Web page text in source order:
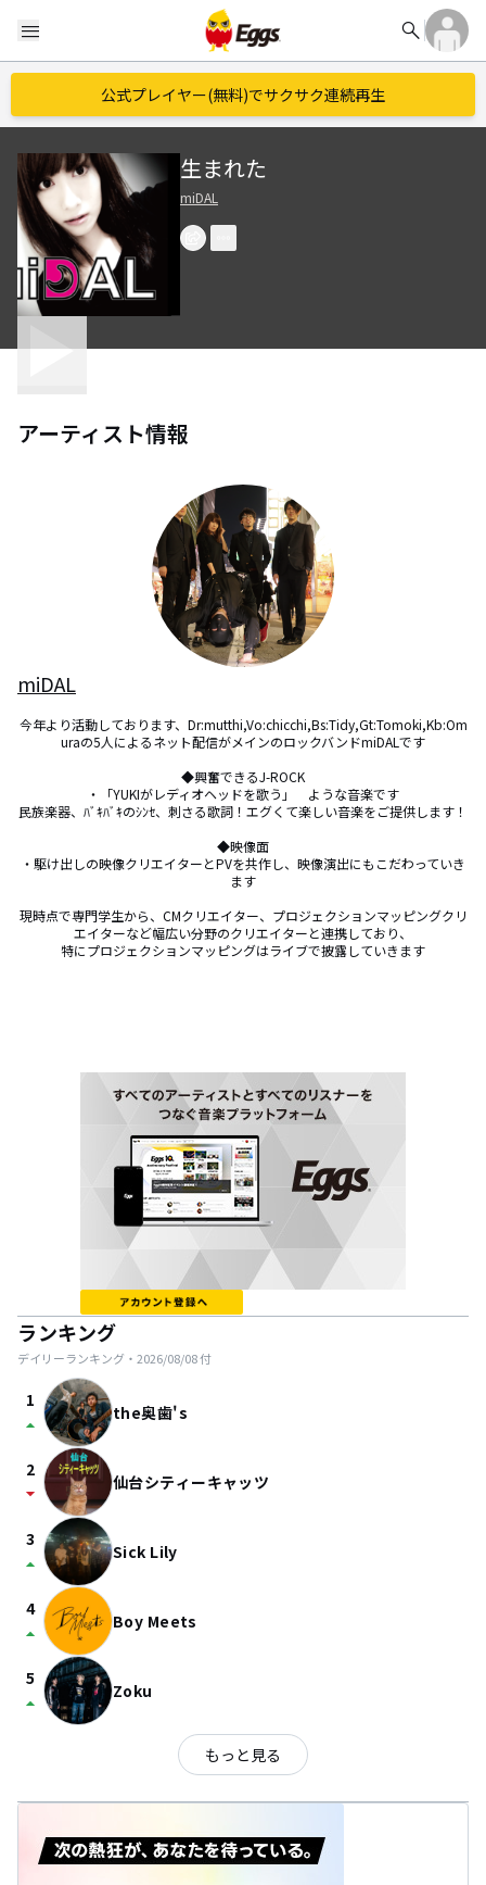
menu search
公式プレイヤー(無料)でサクサク連続再生
生まれた
miDAL
アーティスト情報
miDAL
今年より活動しております、Dr:mutthi,Vo:chicchi,Bs:Tidy,Gt:Tomoki,Kb:Om
uraの5人によるネット配信がメインのロックバンドmiDALです
◆興奮できるJ-ROCK
・「YUKIがレディオヘッドを歌う」　ような音楽です
民族楽器、ﾊﾞｷﾊﾞｷのｼﾝｾ、刺さる歌詞！エグくて楽しい音楽をご提供します！
◆映像面
・駆け出しの映像クリエイターとPVを共作し、映像演出にもこだわっていき
ます
現時点で専門学生から、CMクリエイター、プロジェクションマッピングクリ
エイターなど幅広い分野のクリエイターと連携しており、
特にプロジェクションマッピングはライブで披露していきます
ランキング
デイリーランキング・ 2026/08/08付
1
arrow_drop_up the奥歯's
2
arrow_drop_down 仙台シティーキャッツ
3
arrow_drop_up Sick Lily
4
arrow_drop_up Boy Meets
5
arrow_drop_up Zoku
もっと見る